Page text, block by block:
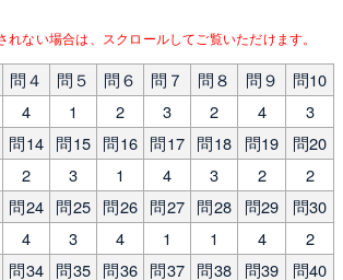
ない場合は、スクロールしてご覧いただけます。
問４ 問５ 問６ 問７ 問８ 問９
問10
4 1 2 3 2 4
3
問14 問15 問16 問17 問18 問19
問20
2 3 1 4 3 2
2
問24 問25 問26 問27 問28 問29
問30
4 3 4 1 1 4
2
問34 問35 問36 問37 問38 問39
問40